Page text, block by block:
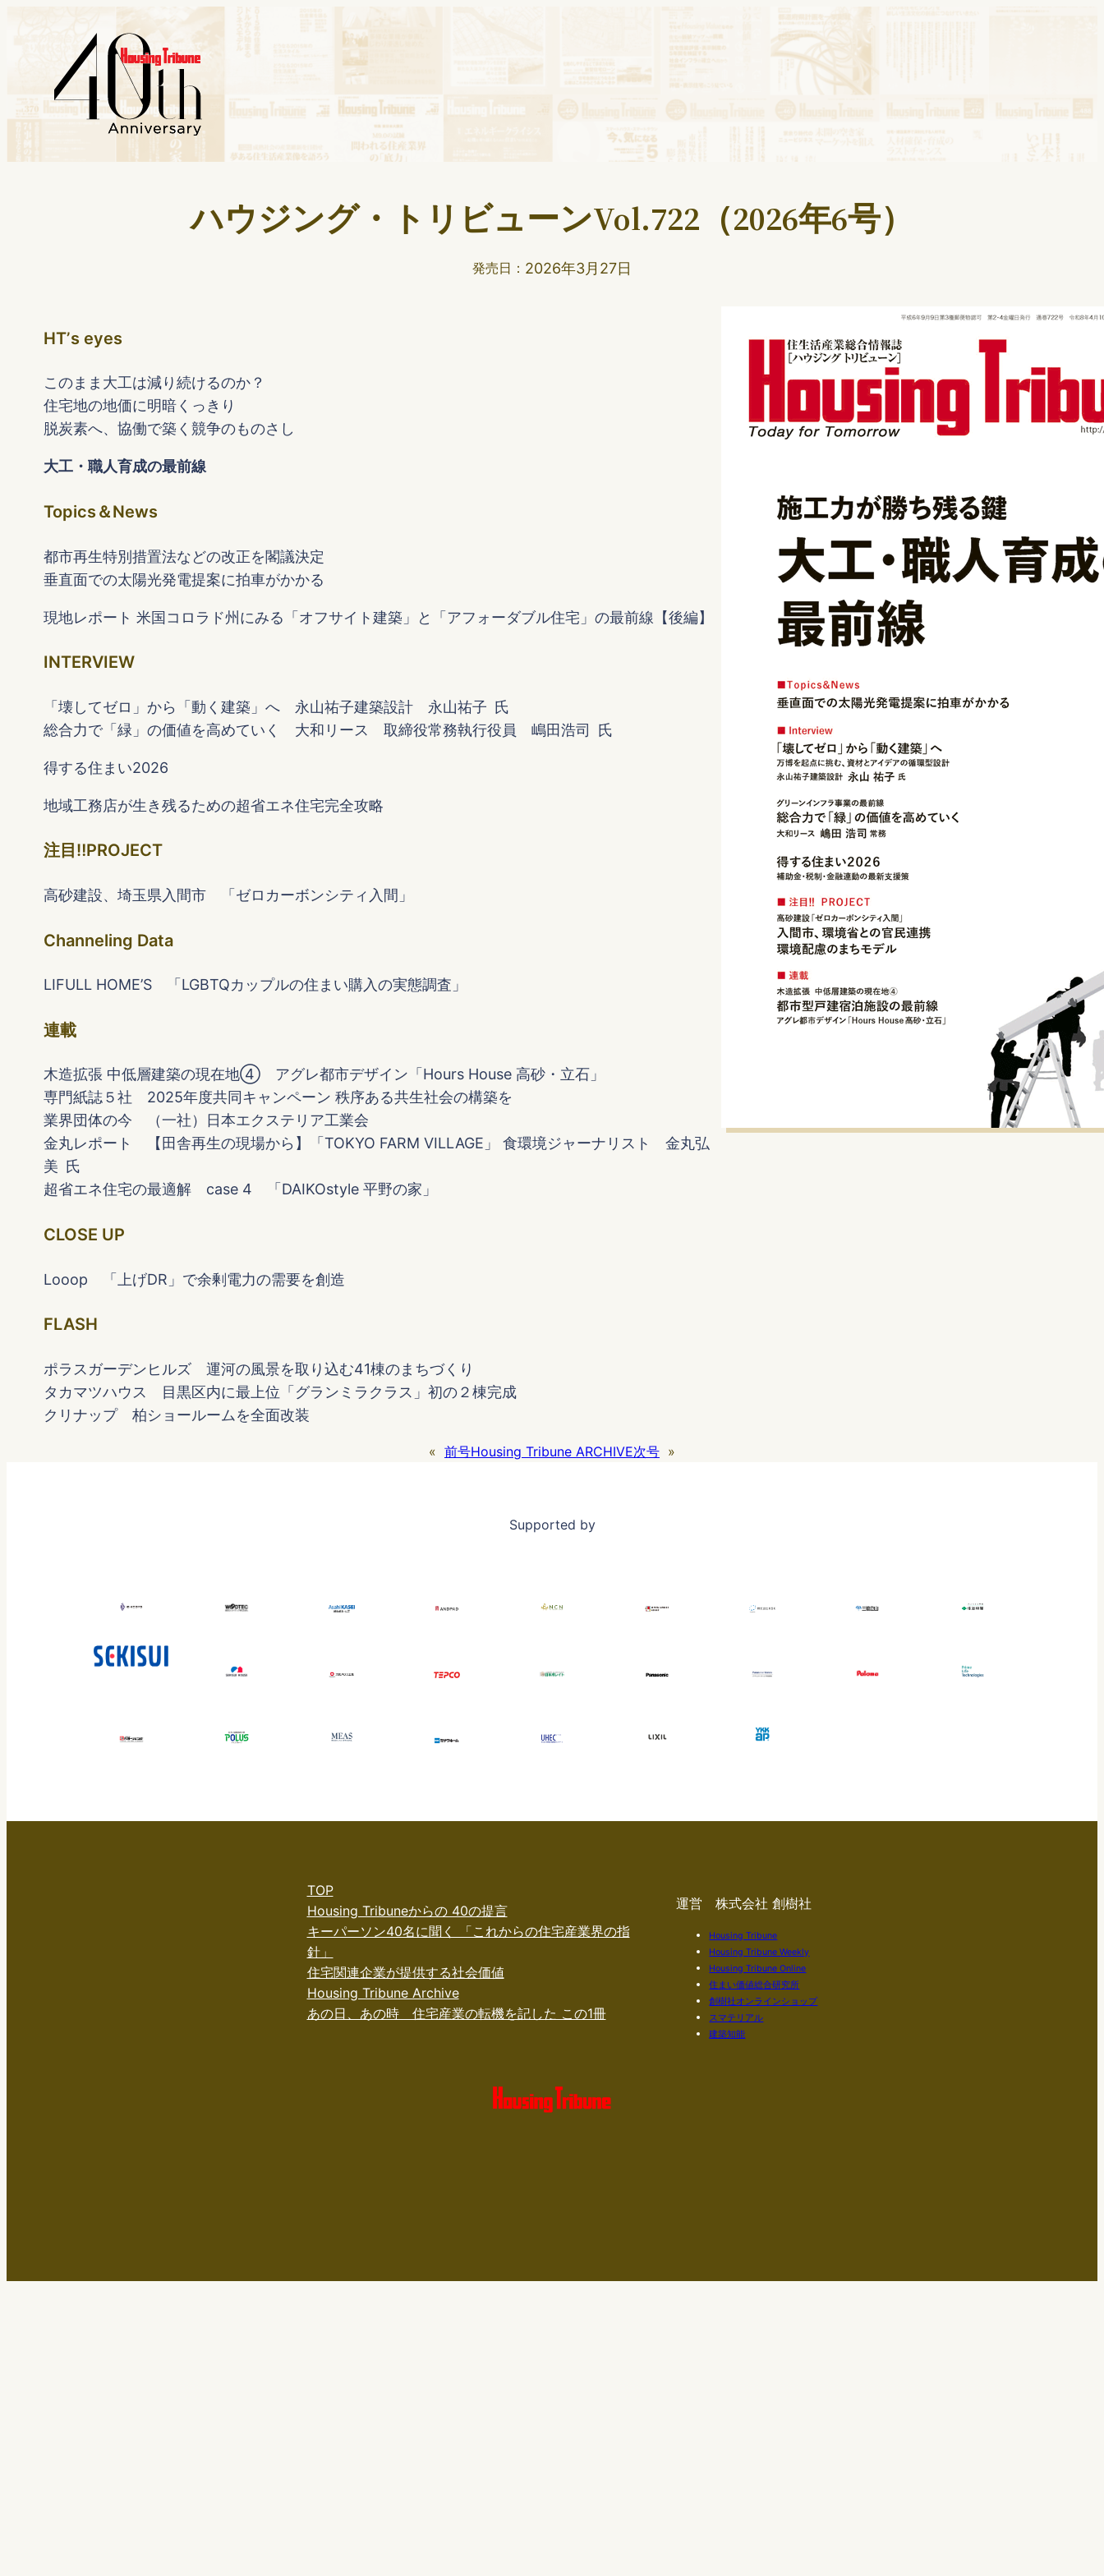
ハウジング・トリビューンVol.722（2026年6号）
発売日： 2026年3月27日
HTʼs eyes
このまま大工は減り続けるのか？
住宅地の地価に明暗くっきり
脱炭素へ、協働で築く競争のものさし
大工・職人育成の最前線
Topics＆News
都市再生特別措置法などの改正を閣議決定
垂直面での太陽光発電提案に拍車がかかる
現地レポート 米国コロラド州にみる「オフサイト建築」と「アフォーダブル住宅」の最前線【後編】
INTERVIEW
「壊してゼロ」から「動く建築」へ 永山祐子建築設計 永山祐子 氏
総合力で「緑」の価値を高めていく 大和リース 取締役常務執行役員 嶋田浩司 氏
得する住まい2026
地域工務店が生き残るための超省エネ住宅完全攻略
注目‼PROJECT
高砂建設、埼玉県入間市 「ゼロカーボンシティ入間」
Channeling Data
LIFULL HOME’S 「LGBTQカップルの住まい購入の実態調査」
連載
木造拡張 中低層建築の現在地④ アグレ都市デザイン「Hours House 高砂・立石」
専門紙誌５社 2025年度共同キャンペーン 秩序ある共生社会の構築を
業界団体の今 （一社）日本エクステリア工業会
金丸レポート 【田舎再生の現場から】「TOKYO FARM VILLAGE」 食環境ジャーナリスト 金丸弘
美 氏
超省エネ住宅の最適解 case 4 「DAIKOstyle 平野の家」
CLOSE UP
Looop 「上げDR」で余剰電力の需要を創造
FLASH
ポラスガーデンヒルズ 運河の風景を取り込む41棟のまちづくり
タカマツハウス 目黒区内に最上位「グランミラクラス」初の２棟完成
クリナップ 柏ショールームを全面改装
« 前号Housing Tribune ARCHIVE次号 »
Supported by
TOP
Housing Tribuneからの 40の提言
キーパーソン40名に聞く 「これからの住宅産業界の指
針」
住宅関連企業が提供する社会価値
Housing Tribune Archive
あの日、あの時 住宅産業の転機を記した この1冊
運営 株式会社 創樹社
Housing Tribune
Housing Tribune Weekly
Housing Tribune Online
住まい価値総合研究所
創樹社オンラインショップ
スマテリアル
建築知能